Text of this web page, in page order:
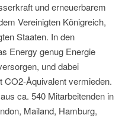
und erneuerbarem
Vereinigten Königreich,
Staaten. In den
Energy genug Energie
und dabei
CO2-Äquivalent vermieden.
ca. 540 Mitarbeitenden in
Mailand, Hamburg,